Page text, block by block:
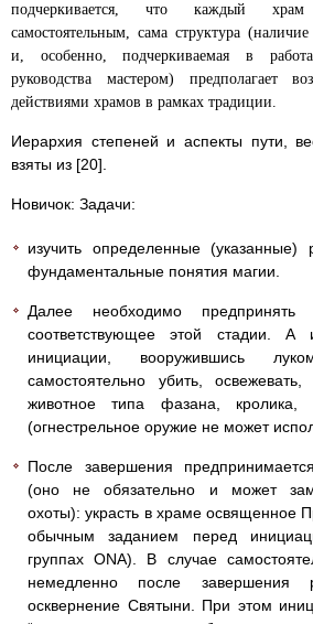
подчеркивается, что каждый храм
самостоятельным, сама структура
и, особенно, подчеркиваемая в
руководства мастером) предполагает
действиями храмов в рамках традиции.
Иерархия степеней и аспекты пути,
взяты из [20].
Новичок: Задачи:
изучить определенные (указанные)
фундаментальные понятия магии.
Далее необходимо предпринять
соответствующее этой стадии.
инициации, вооружившись
самостоятельно убить,
животное типа фазана,
(огнестрельное оружие не может
После завершения
(оно не обязательно и может
охоты): украсть в храме освященное
обычным заданием перед
группах ONA). В случае
немедленно после завершения
осквернение Святыни. При этом